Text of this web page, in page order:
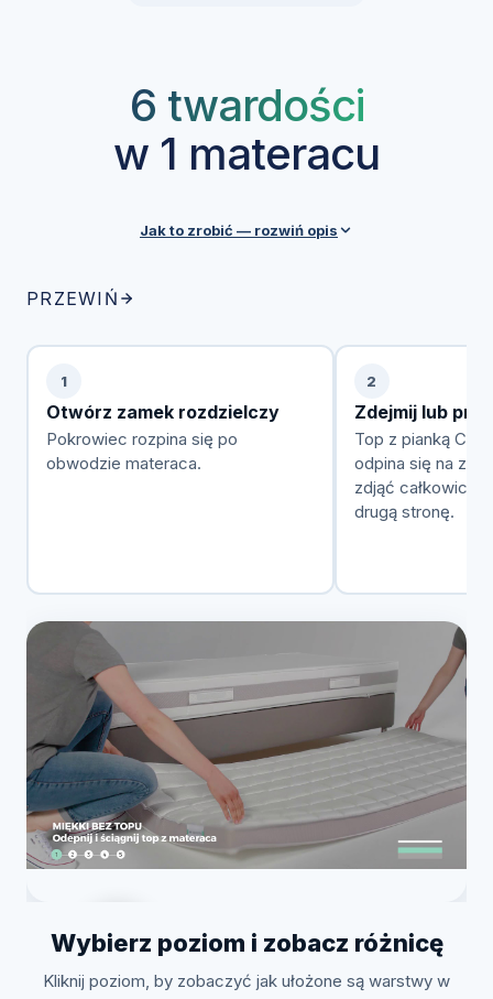
6 twardości
w 1 materacu
Jak to zrobić — rozwiń opis
serii odpinany top Termo z 6 cm pianki Celsius®
Konfigurację możesz zmieniać dowolnie wiele razy,
w zależności od preferencji, wagi czy stanu
PRZEWIŃ
1
Otwórz zamek rozdzielczy
Pokrowiec rozpina się po
obwodzie materaca.
2
Zdejmij lub
Top z pianką
odpina się na
zdjąć całkowicie
drugą stronę.
Wybierz poziom i zobacz różnicę
Kliknij poziom, by zobaczyć jak ułożone są warstwy w